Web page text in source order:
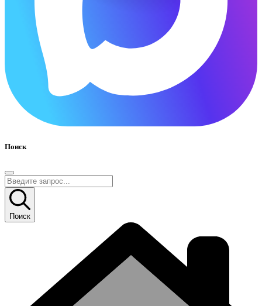
Поиск
Поиск